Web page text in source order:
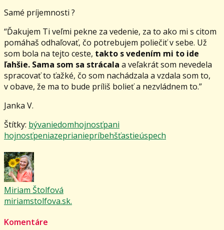
Samé príjemnosti ?
“Ďakujem Ti veľmi pekne za vedenie, za to ako mi s citom
pomáhaš odhaľovať, čo potrebujem poliečiť v sebe. Už
som bola na tejto ceste, takto s vedením mi to ide
ľahšie. Sama som sa strácala a veľakrát som nevedela
spracovať to ťažké, čo som nachádzala a vzdala som to,
v obave, že ma to bude príliš bolieť a nezvládnem to.”
Janka V.
Štítky: bývaniedomhojnosťpani
hojnosťpeniazeprianiepríbehšťastieúspech
Miriam Štolfová
miriamstolfova.sk.
Komentáre